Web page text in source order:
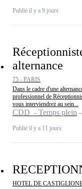
Publié il y a 9 jours
alternance
75 - PARIS
Dans le cadre d'une
professionnel de
vous interviendrez au sein...
CDD - Temps plein
Publié il y a 11 jours
HOTEL DE